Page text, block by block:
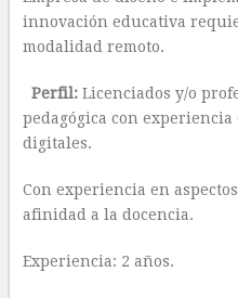
innovación educativa
modalidad remoto.
Perfil: Licenciados y/o
pedagógica con experiencia
digitales.
Con experiencia en
afinidad a la docencia.
Experiencia: 2 años.